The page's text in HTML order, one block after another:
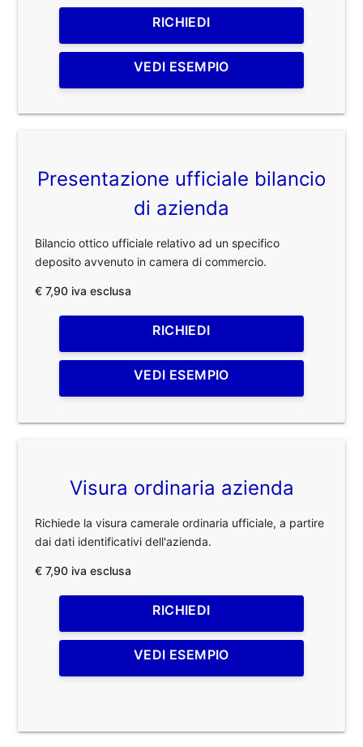
RICHIEDI
VEDI ESEMPIO
Presentazione ufficiale bilancio
di azienda
Bilancio ottico ufficiale relativo ad un specifico
deposito avvenuto in camera di commercio.
€ 7,90 iva esclusa
RICHIEDI
VEDI ESEMPIO
Visura ordinaria azienda
Richiede la visura camerale ordinaria ufficiale, a partire
dai dati identificativi dell'azienda.
€ 7,90 iva esclusa
RICHIEDI
VEDI ESEMPIO